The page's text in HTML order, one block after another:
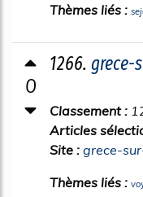
Thèmes liés :
0
1266. grece-
Classement :
Articles
Site : grece-
Thèmes liés :